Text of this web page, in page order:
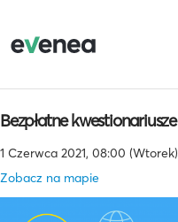
Bezpłatne
1 Czerwca 2021, 08:00
Zobacz na mapie